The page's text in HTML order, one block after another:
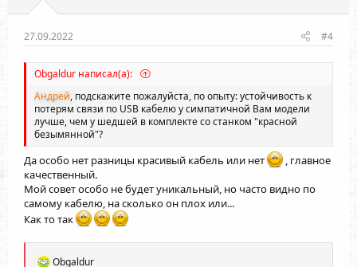
н
о
л
о
н
о
л
о
27.09.2022 #4
Obgaldur написал(а):
Андрей, подскажите пожалуйста, по опыту: устойчивость к
потерям связи по USB кабелю у симпатичной Вам модели
лучше, чем у шедшей в комплекте со станком "красной
безымянной"?
Да особо нет разницы красивый кабель или нет
, главное
качественный.
Мой совет особо не будет уникальный, но часто видно по
самому кабелю, на сколько он плох или...
Как то так
РObgaldur